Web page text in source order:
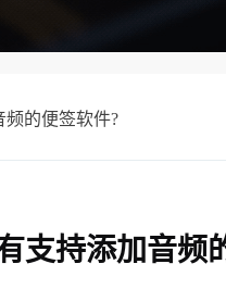
频的便签软件?
支持添加音频